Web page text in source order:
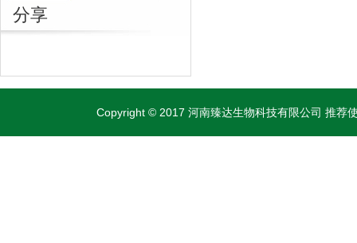
分享
Copyright © 2017 河南臻达生物科技有限公司 推荐